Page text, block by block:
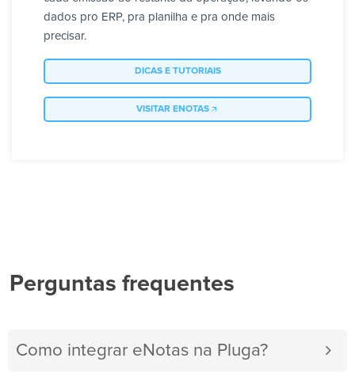
dados pro ERP, pra planilha e pra onde mais
precisar.
DICAS E TUTORIAIS
VISITAR ENOTAS
Perguntas frequentes
Como integrar eNotas na Pluga?